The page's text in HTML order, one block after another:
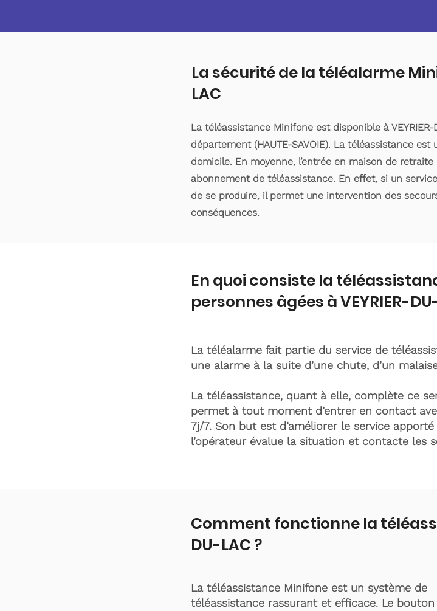
La sécurité de la téléalarme
LAC
La téléassistance Minifone est disponible à
département (HAUTE-SAVOIE). La téléassistance
domicile. En moyenne, l’entrée en maison de
abonnement de téléassistance. En effet, si un
de se produire, il permet une intervention des
conséquences.
En quoi consiste la
personnes âgées à VEYRIER-
La téléalarme fait partie du service de
une alarme à la suite d’une chute, d’un
La téléassistance, quant à elle, complète ce
permet à tout moment d’entrer en contact
7j/7. Son but est d’améliorer le service
l’opérateur évalue la situation et contacte les
Comment fonctionne la
DU-LAC ?
La téléassistance Minifone est un système de
téléassistance rassurant et efficace. Le bouton